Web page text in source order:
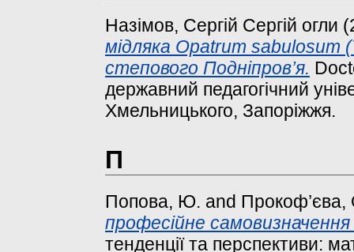
Назімов, Сергій Сергій огли
мідляка Opatrum sabulosum
cтепового Подніпров’я.
державний педагогічний
Хмельницького, Запоріжжя.
П
Попова, Ю. and
професійне самовизначення
тенденції та перспективи: